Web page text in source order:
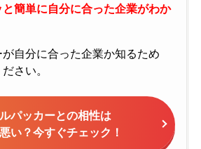
簡単に自分に合った企業がわか
自分に合った企業か知るため
さい。
パッカーとの相性は
い？今すぐチェック！